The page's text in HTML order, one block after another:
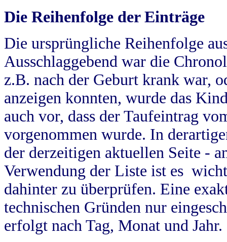
Die Reihenfolge der Einträge
Die ursprüngliche Reihenfolge
Ausschlaggebend war die
z.B. nach der Geburt krank war,
anzeigen konnten, wurde das
auch vor, dass der Taufeintrag
vorgenommen wurde. In
der derzeitigen aktuellen Seite -
Verwendung der Liste ist es
dahinter zu überprüfen. Eine
technischen Gründen nur
erfolgt nach Tag, Monat und Jahr.